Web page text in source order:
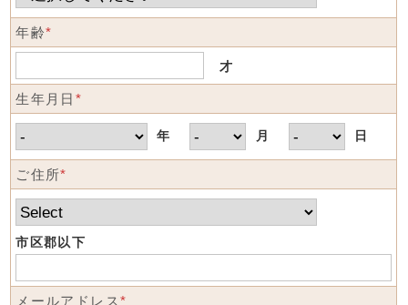
年齢*
才
生年月日 *
年 月 日
ご住所*
市区郡以下
メールアドレス*